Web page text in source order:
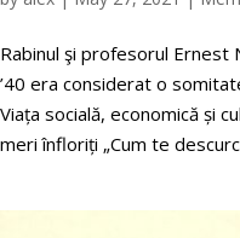
Rabinul şi profesorul Ernest
’40 era considerat o
Viața socială, economică și
meri înfloriți „Cum te